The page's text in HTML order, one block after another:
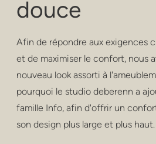
confidentialité
tabourets de bar
les tables
douce
Afin de répondre aux exigences
et de maximiser le confort, nous
nouveau look assorti à
pourquoi le studio deberenn a
famille Info, afin d'offrir un
son design plus large et plus haut.